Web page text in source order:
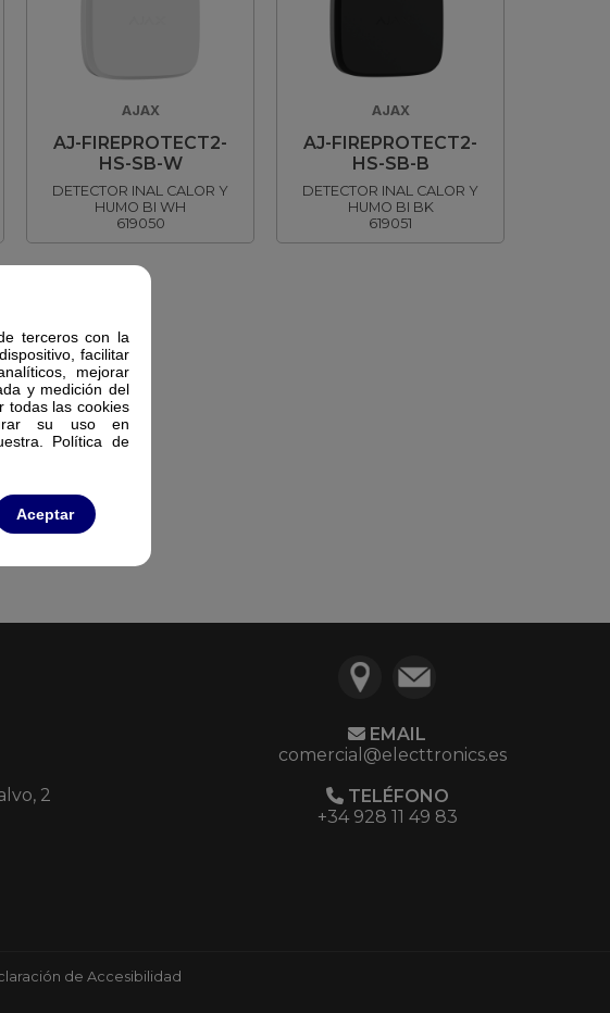
terceros con la
facilitar
mejorar
y medición del
todas las cookies
su uso en
Política de
Aceptar
AJAX
AJ-FIREPROTECT2-
HS-SB-W
DETECTOR INAL CALOR Y
HUMO BI WH
619050
AJAX
AJ-FIREPROTECT2-
HS-SB-B
DETECTOR INAL CALOR Y
HUMO BI BK
619051
2
EMAIL
comercial@electtronics.es
TELÉFONO
+34 928 11 49 83
de Accesibilidad